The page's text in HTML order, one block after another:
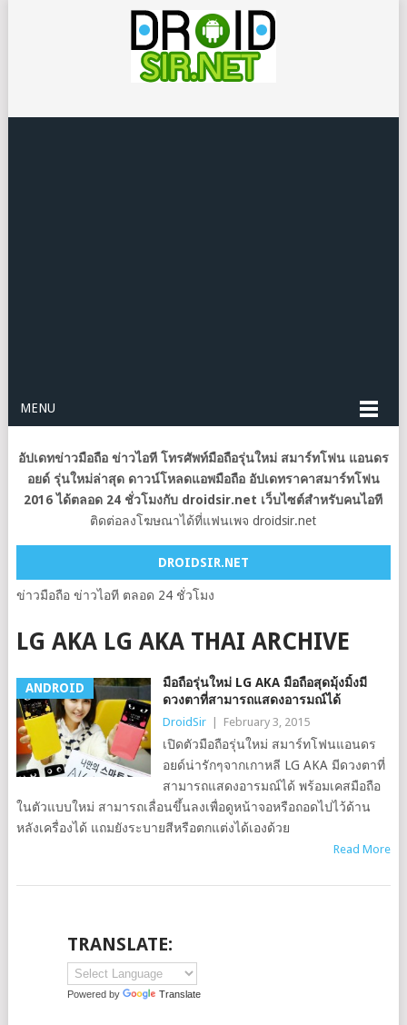
MENU
อัปเดทข่าวมือถือ ข่าวไอที โทรศัพท์มือถือรุ่นใหม่ สมาร์ทโฟน แอนดร
อยด์ รุ่นใหม่ล่าสุด ดาวน์โหลดแอพมือถือ อัปเดทราคาสมาร์ทโฟน
2016 ได้ตลอด 24 ชั่วโมงกับ droidsir.net เว็บไซต์สำหรับคนไอที
ติดต่อลงโฆษณาได้ที่แฟนเพจ droidsir.net
DROIDSIR.NET
ข่าวมือถือ ข่าวไอที ตลอด 24 ชั่วโมง
LG AKA LG AKA THAI ARCHIVE
ANDROID
มือถือรุ่นใหม่ LG AKA มือถือสุดมุ้งมิ้งมี
ดวงตาที่สามารถแสดงอารมณ์ได้
DroidSir February 3, 2015
เปิดตัวมือถือรุ่นใหม่ สมาร์ทโฟนแอนดร
อยด์น่ารักๆจากเกาหลี LG AKA มีดวงตาที่
สามารถแสดงอารมณ์ได้ พร้อมเคสมือถือ
ในตัวแบบใหม่ สามารถเลื่อนขึ้นลงเพื่อดูหน้าจอหรือถอดไปไว้ด้าน
หลังเครื่องได้ แถมยังระบายสีหรือตกแต่งได้เองด้วย
Read More
TRANSLATE:
Powered by Translate